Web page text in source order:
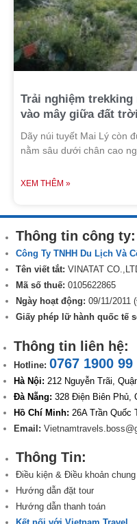
Trải nghiệm
vào mây giữa đất
Dãy núi tuyết Mai Lý còn
nằm sâu dưới chân cao
XEM THÊM »
Thông tin công ty:
Công Ty TNHH Du Lịch Và
Tên viết tắt: VINATAT
Mã số thuế: 0105622865
Ngày hoạt động: 09/11/2011
Giấy phép lữ hành quốc tế
Thông tin liên hệ:
Hotline: 0767 1900 99
Hà Nội: 212 Nguyễn Trãi,
Đà Nẵng: 328 Điện Biên Phủ,
Hồ Chí Minh: 26A Trần Quốc
Email:
Thông Tin:
Điều kiện & Điều khoản chung
Hướng dẫn đặt tour
Hướng dẫn thanh toán